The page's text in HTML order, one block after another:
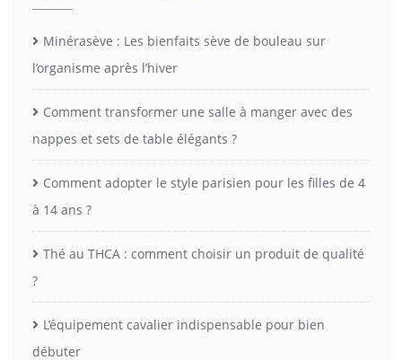
Minérasève : Les bienfaits sève de bouleau sur
l’organisme après l’hiver
Comment transformer une salle à manger avec des
nappes et sets de table élégants ?
Comment adopter le style parisien pour les filles de 4
à 14 ans ?
Thé au THCA : comment choisir un produit de qualité
?
L’équipement cavalier indispensable pour bien
débuter